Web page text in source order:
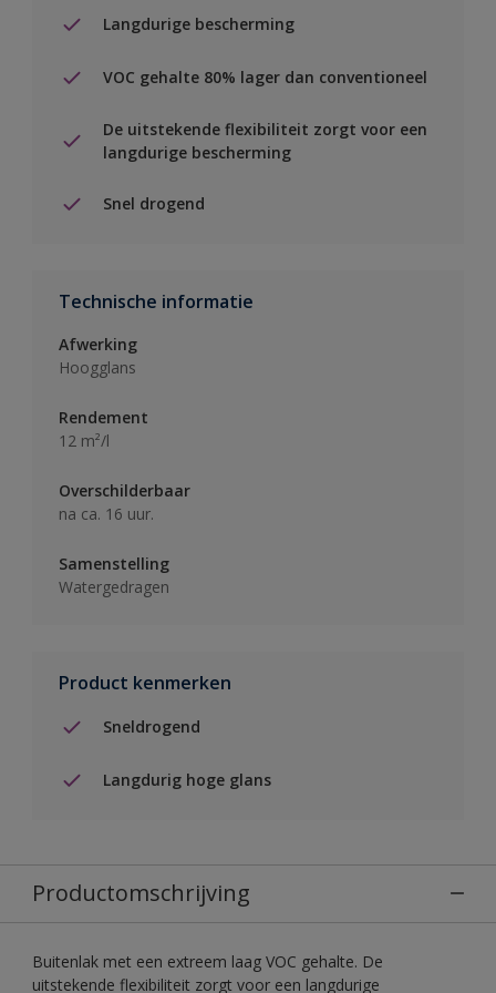
Langdurige bescherming
VOC gehalte 80% lager dan conventioneel
De uitstekende flexibiliteit zorgt voor een
langdurige bescherming
Snel drogend
Technische informatie
Afwerking
Hoogglans
Rendement
12 m²/l
Overschilderbaar
na ca. 16 uur.
Samenstelling
Watergedragen
Product kenmerken
Sneldrogend
Langdurig hoge glans
Productomschrijving
Buitenlak met een extreem laag VOC gehalte. De
uitstekende flexibiliteit zorgt voor een langdurige